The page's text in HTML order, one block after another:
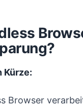
Kürze:
Browser